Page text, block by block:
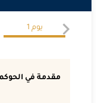
2026-11-30يوم 1
مقدمة في